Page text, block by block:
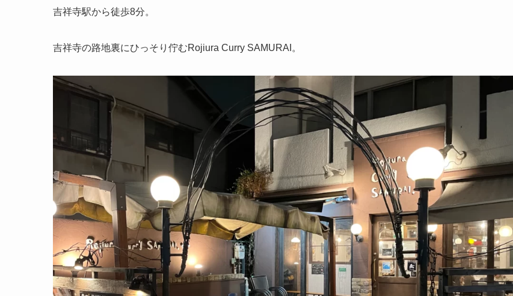
吉祥寺駅から徒歩8分。
吉祥寺の路地裏にひっそり佇むRojiura Curry SAMURAI。